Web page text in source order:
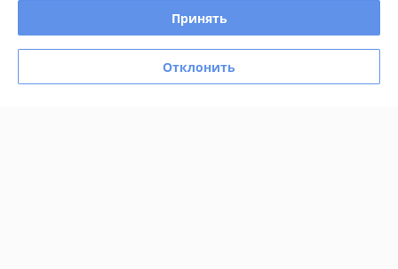
Показать все отзывы
Принять
Отклонить